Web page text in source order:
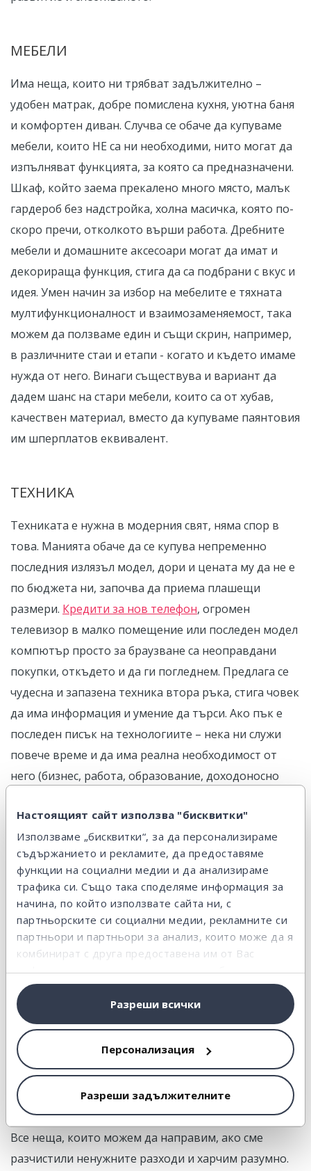
Настоящият сайт използва "бисквитки"
Използваме „бисквитки“, за да персонализираме
съдържанието и рекламите, да предоставяме
функции на социални медии и да анализираме
трафика си. Също така споделяме информация за
начина, по който използвате сайта ни, с
партньорските си социални медии, рекламните си
партньори и партньори за анализ, които може да я
комбинират с друга предоставена им от Вас
информация или с такава, която са събрали от
ползването от Ваша страна на услугите им.
Разреши всички
Персонализация
Разреши задължителните
МЕБЕЛИ
Има неща, които ни трябват задължително –
удобен матрак, добре помислена кухня, уютна баня
и комфортен диван. Случва се обаче да купуваме
мебели, които НЕ са ни необходими, нито могат да
изпълняват функцията, за която са предназначени.
Шкаф, който заема прекалено много място, малък
гардероб без надстройка, холна масичка, която по-
скоро пречи, отколкото върши работа. Дребните
мебели и домашните аксесоари могат да имат и
декорираща функция, стига да са подбрани с вкус и
идея. Умен начин за избор на мебелите е тяхната
мултифункционалност и взаимозаменяемост, така
можем да ползваме един и същи скрин, например,
в различните стаи и етапи - когато и където имаме
нужда от него. Винаги съществува и вариант да
дадем шанс на стари мебели, които са от хубав,
качествен материал, вместо да купуваме паянтовия
им шперплатов еквивалент.
ТЕХНИКА
Техниката е нужна в модерния свят, няма спор в
това. Манията обаче да се купува непременно
последния излязъл модел, дори и цената му да не е
по бюджета ни, започва да приема плашещи
размери. Кредити за нов телефон, огромен
телевизор в малко помещение или последен модел
компютър просто за браузване са неоправдани
покупки, откъдето и да ги погледнем. Предлага се
чудесна и запазена техника втора ръка, стига човек
да има информация и умение да търси. Ако пък е
последен писък на технологиите – нека ни служи
повече време и да има реална необходимост от
него (бизнес, работа, образование, доходоносно
АВТОМОБИЛ
Ако семейството се увеличава, имате нов домашен
любимец или хоби, което изисква определен тип
МПС, смяната на кола е разбираема и оправдана.
Ако е само за да се фукате пред заведение Х или да
глезотия и неразумен разход с ежедневни
консумативи.
НОВ ДОМ, ОБРАЗОВАНИЕ, БИЗНЕС
НАЧИНАНИЯ, ИНВЕСТИЦИИ,
БЛАГОТВОРИТЕЛНОСТ
Все неща, които можем да направим, ако сме
разчистили ненужните разходи и харчим разумно.